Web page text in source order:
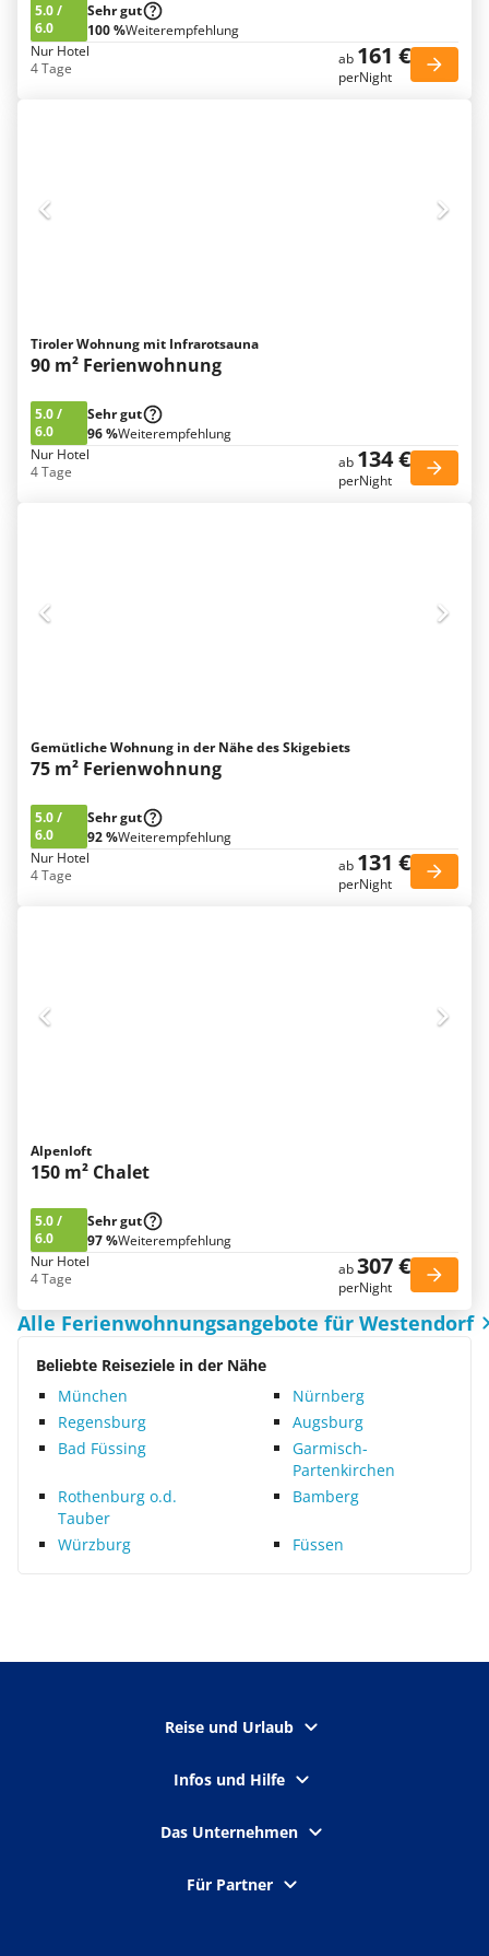
5.0/
6.0
Sehr gut
100 %Weiterempfehlung
Nur Hotel
4 Tage
ab 161 €
perNight
Tiroler Wohnung mit Infrarotsauna
90 m² Ferienwohnung
5.0/
6.0
Sehr gut
96 %Weiterempfehlung
Nur Hotel
4 Tage
ab 134 €
perNight
Gemütliche Wohnung in der Nähe des Skigebiets
75 m² Ferienwohnung
5.0/
6.0
Sehr gut
92 %Weiterempfehlung
Nur Hotel
4 Tage
ab 131 €
perNight
Alpenloft
150 m² Chalet
5.0/
6.0
Sehr gut
97 %Weiterempfehlung
Nur Hotel
4 Tage
ab307 €
perNight
Alle Ferienwohnungsangebote für Westendorf
Beliebte Reiseziele in der Nähe
München
Nürnberg
Regensburg
Augsburg
Bad Füssing
Garmisch-
Partenkirchen
Rothenburg o.d.
Tauber
Bamberg
Würzburg Füssen
Reise und Urlaub
Infos und Hilfe
Das Unternehmen
Für Partner